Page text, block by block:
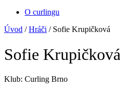
O curlingu
Úvod /Hráči / Sofie Krupičková
Sofie Krupičková
Klub: Curling Brno